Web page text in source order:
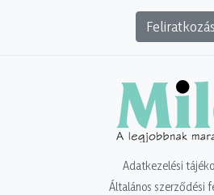
Feliratkozás
Adatkezelési
Általános szerződési